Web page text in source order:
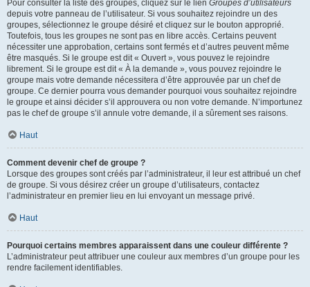
Pour consulter la liste des groupes, cliquez sur le lien Groupes d’utilisateurs
depuis votre panneau de l’utilisateur. Si vous souhaitez rejoindre un des
groupes, sélectionnez le groupe désiré et cliquez sur le bouton approprié.
Toutefois, tous les groupes ne sont pas en libre accès. Certains peuvent
nécessiter une approbation, certains sont fermés et d’autres peuvent même
être masqués. Si le groupe est dit « Ouvert », vous pouvez le rejoindre
librement. Si le groupe est dit « À la demande », vous pouvez rejoindre le
groupe mais votre demande nécessitera d’être approuvée par un chef de
groupe. Ce dernier pourra vous demander pourquoi vous souhaitez rejoindre
le groupe et ainsi décider s’il approuvera ou non votre demande. N’importunez
pas le chef de groupe s’il annule votre demande, il a sûrement ses raisons.
Haut
Comment devenir chef de groupe ?
Lorsque des groupes sont créés par l’administrateur, il leur est attribué un chef
de groupe. Si vous désirez créer un groupe d’utilisateurs, contactez
l’administrateur en premier lieu en lui envoyant un message privé.
Haut
Pourquoi certains membres apparaissent dans une couleur différente ?
L’administrateur peut attribuer une couleur aux membres d’un groupe pour les
rendre facilement identifiables.